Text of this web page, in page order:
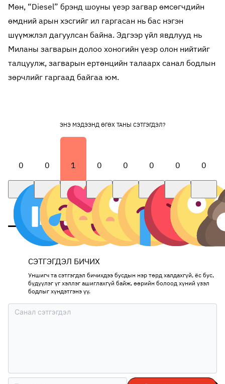
Мөн, “Diesel” брэнд шоуны үеэр загвар өмсөгчдийн
өмдний арын хэсгийг ил гаргасан нь бас нэгэн
шүүмжлэл дагуулсан байна. Эдгээр үйл явдлууд нь
Миланы загварын долоо хоногийн үеэр олон нийтийг
талцуулж, загварын ертөнцийн талаарх санал бодлын
зөрчлийг гаргаад байгаа юм.
ЭНЭ МЭДЭЭНД ӨГӨХ ТАНЫ СЭТГЭГДЭЛ?
0 0 1 0 0 0 0 0
СЭТГЭГДЭЛ БИЧИХ
Уншигч та сэтгэгдэл бичихдээ бусдын нэр төрд халдахгүй, ёс бус,
бүдүүлэг үг хэллэг ашиглахгүй байж, өөрийн болоод хүний үзэл
бодлыг хүндэтгэнэ үү.